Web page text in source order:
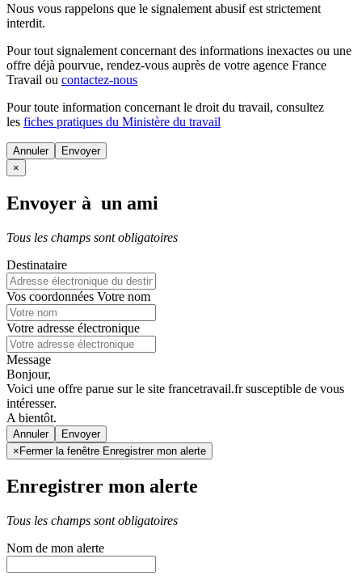
Nous vous rappelons que le signalement abusif est strictement
interdit.
Pour tout signalement concernant des informations inexactes ou une
offre déjà pourvue, rendez-vous auprès de votre agence France
Travail ou contactez-nous
Pour toute information concernant le droit du travail, consultez
les fiches pratiques du Ministère du travail
Annuler
×
Envoyer à un ami
Tous les champs sont obligatoires
Destinataire
Vos coordonnées Votre nom
Votre adresse électronique
Message
Bonjour,
Voici une offre parue sur le site francetravail.fr susceptible de vous
intéresser.
A bientôt.
Annuler
× Fermer la fenêtre Enregistrer mon alerte
Enregistrer mon alerte
Tous les champs sont obligatoires
Nom de mon alerte